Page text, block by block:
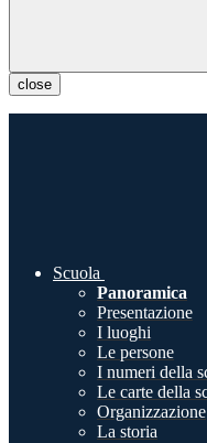
close
Scuola
Panoramica
Presentazione
I luoghi
Le persone
I numeri della
Le carte della
Organizzazione
La storia